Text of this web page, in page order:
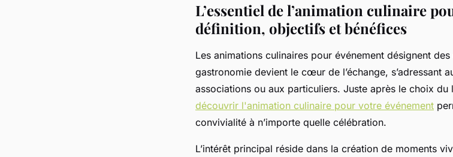
L’essentiel de l’animation culinaire
définition, objectifs et bénéfices
Les animations culinaires pour événement désignent
gastronomie devient le cœur de l’échange, s’adressant
associations ou aux particuliers. Juste après le choix du
découvrir l'animation culinaire pour votre événement
convivialité à n’importe quelle célébration.
L’intérêt principal réside dans la création de moments